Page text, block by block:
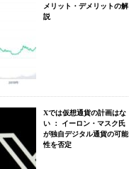
メリット・デメリットの解
説
Xでは仮想通貨の計画はな
い ： イーロン・マスク氏
が独自デジタル通貨の可能
性を否定